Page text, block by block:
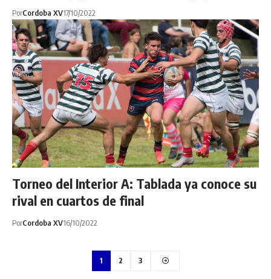
PorCordoba XV17/10/2022
Torneo del Interior A: Tablada ya conoce su
rival en cuartos de final
PorCordoba XV16/10/2022
1 2 3